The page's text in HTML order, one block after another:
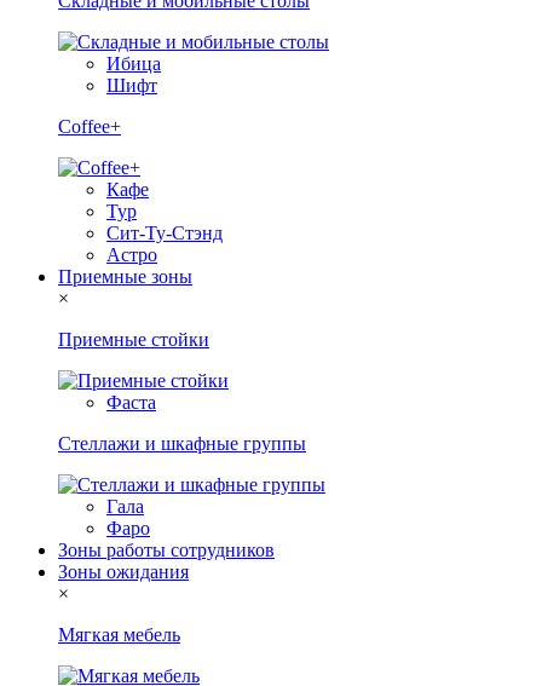
Ибица
Шифт
Coffee+
Кафе
Тур
Сит-Ту-Стэнд
Астро
Приемные зоны
×
Приемные стойки
Фаста
Стеллажи и шкафные группы
Гала
Фаро
Зоны работы сотрудников
Зоны ожидания
×
Мягкая мебель